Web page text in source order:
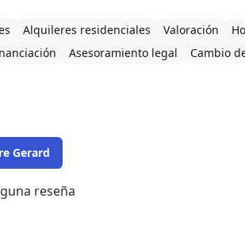
Alquileres residenciales Valoración
Asesoramiento legal Cambio
Gerard
reseña